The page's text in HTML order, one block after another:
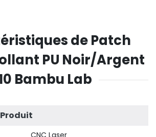
de Patch
PU Noir/Argent
Bambu Lab
CNC Laser